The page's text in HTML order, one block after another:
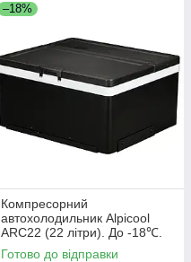
–18%
Компресорний
автохолодильник Alpicool
АRC22 (22 літри). До -18℃.
Живлення 12, 24 вольт
Готово до відправки